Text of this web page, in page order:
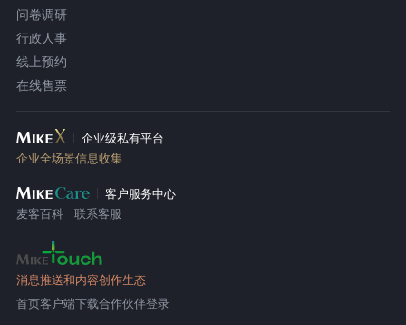
问卷调研
行政人事
线上预约
在线售票
企业级私有平台
企业全场景信息收集
客户服务中心
麦客百科
联系客服
消息推送和内容创作生态
首页客户端下载合作伙伴登录